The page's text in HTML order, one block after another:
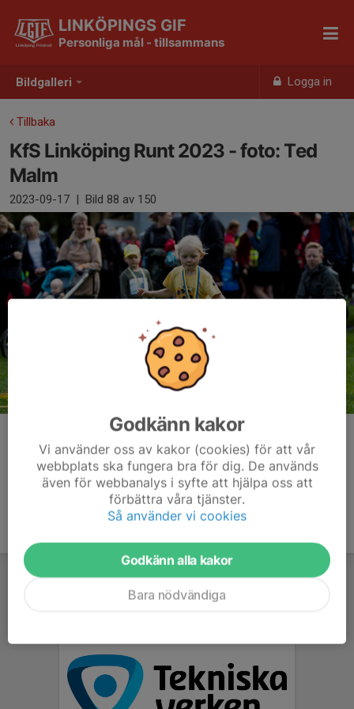
Bildgalleri Logga in
LINKÖPINGS GIF
Personliga mål - tillsammans
Tillbaka
KfS Linköping Runt 2023 - foto: Ted
Malm
2023-09-17 | Bild 88 av 150
Godkänn kakor
Vi använder oss av kakor (cookies) för att vår
webbplats ska fungera bra för dig. De används
även för webbanalys i syfte att hjälpa oss att
förbättra våra tjänster.
Så använder vi cookies
Godkänn alla kakor
Bara nödvändiga